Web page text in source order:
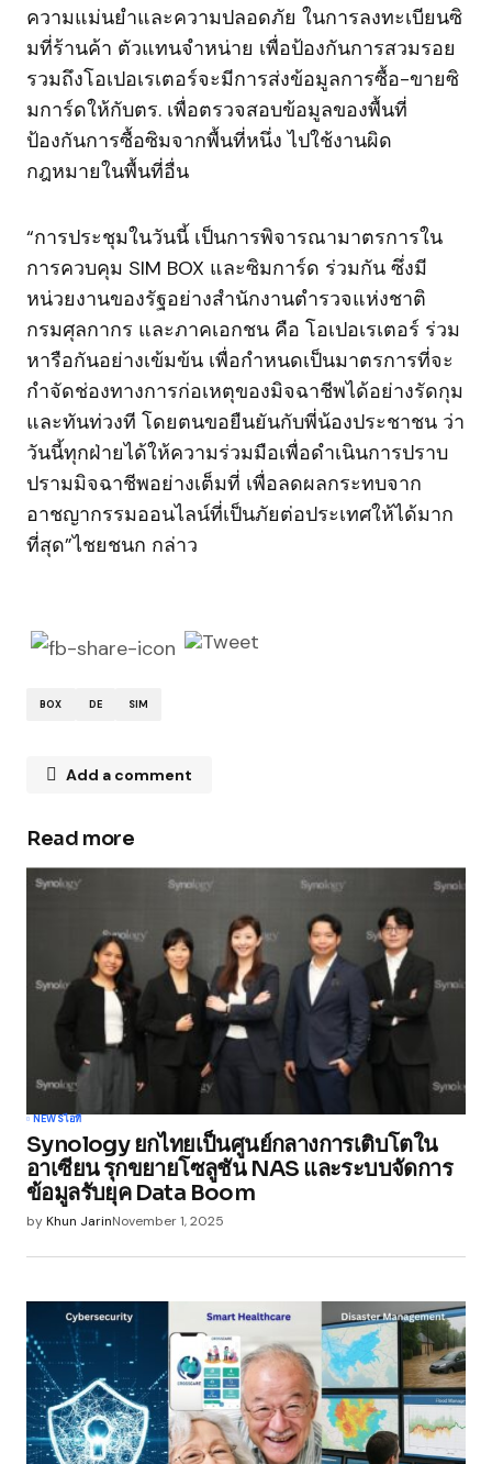
ความแม่นยำและความปลอดภัย ในการลงทะเบียนซิ
มที่ร้านค้า ตัวแทนจำหน่าย เพื่อป้องกันการสวมรอย
รวมถึงโอเปอเรเตอร์จะมีการส่งข้อมูลการซื้อ-ขายซิ
มการ์ดให้กับตร. เพื่อตรวจสอบข้อมูลของพื้นที่
ป้องกันการซื้อซิมจากพื้นที่หนึ่ง ไปใช้งานผิด
กฎหมายในพื้นที่อื่น
“การประชุมในวันนี้ เป็นการพิจารณามาตรการใน
การควบคุม SIM BOX และซิมการ์ด ร่วมกัน ซึ่งมี
หน่วยงานของรัฐอย่างสำนักงานตำรวจแห่งชาติ
กรมศุลกากร และภาคเอกชน คือ โอเปอเรเตอร์ ร่วม
หารือกันอย่างเข้มข้น เพื่อกำหนดเป็นมาตรการที่จะ
กำจัดช่องทางการก่อเหตุของมิจฉาชีพได้อย่างรัดกุม
และทันท่วงที โดยตนขอยืนยันกับพี่น้องประชาชน ว่า
วันนี้ทุกฝ่ายได้ให้ความร่วมมือเพื่อดำเนินการปราบ
ปรามมิจฉาชีพอย่างเต็มที่ เพื่อลดผลกระทบจาก
อาชญากรรมออนไลน์ที่เป็นภัยต่อประเทศให้ได้มาก
ที่สุด”ไชยชนก กล่าว
BOX DE SIM
Add a comment
Your email address will not be published.
Required fields are marked
Comment
Your Name
Your E-mail *
Save my name, email, and website in this
browser for the next time I comment.
Submit Comment
Read more
NEWSไอที
Synology ยกไทยเป็นศูนย์กลางการเติบโตใน
อาเซียน รุกขยายโซลูชัน NAS และระบบจัดการ
ข้อมูลรับยุค Data Boom
byKhun JarinNovember 1, 2025